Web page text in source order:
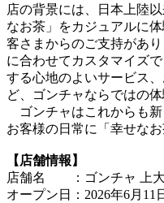
店の背景には、日本上陸
なお茶」をカジュアルに
客さまからのご支持があ
に合わせてカスタマイズ
する心地のよいサービス
ど、ゴンチャならではの
ゴンチャはこれからも新
お客様の日常に「幸せな
【店舗情報】
店舗名 ：ゴンチャ 上大
オープン日：2026年6月11